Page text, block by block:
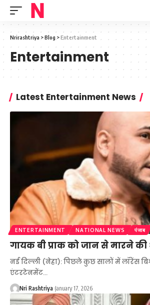
Nrirashtriya >Blog >Entertainment
Entertainment
Latest Entertainment News
ENTERTAINMENT NATIONAL NEWS पंजाब
गायक बी प्राक को जान से मारने
नई दिल्ली (नेहा): पिछले कुछ सालों में लॉरेंस
एंटरटेनमेंट…
Nri Rashtriya January 17, 2026